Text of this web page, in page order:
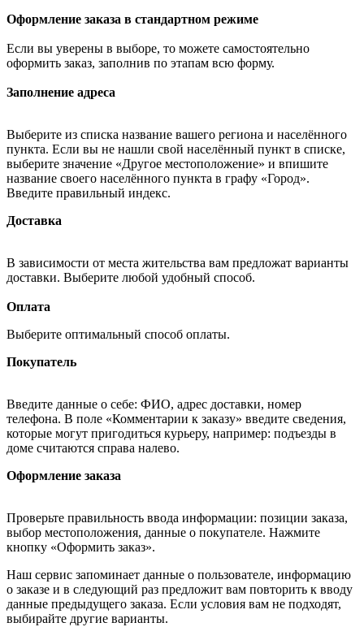
Оформление заказа в стандартном режиме
Если вы уверены в выборе, то можете самостоятельно
оформить заказ, заполнив по этапам всю форму.
Заполнение адреса
Выберите из списка название вашего региона и населённого
пункта. Если вы не нашли свой населённый пункт в списке,
выберите значение «Другое местоположение» и впишите
название своего населённого пункта в графу «Город».
Введите правильный индекс.
Доставка
В зависимости от места жительства вам предложат варианты
доставки. Выберите любой удобный способ.
Оплата
Выберите оптимальный способ оплаты.
Покупатель
Введите данные о себе: ФИО, адрес доставки, номер
телефона. В поле «Комментарии к заказу» введите сведения,
которые могут пригодиться курьеру, например: подъезды в
доме считаются справа налево.
Оформление заказа
Проверьте правильность ввода информации: позиции заказа,
выбор местоположения, данные о покупателе. Нажмите
кнопку «Оформить заказ».
Наш сервис запоминает данные о пользователе, информацию
о заказе и в следующий раз предложит вам повторить к вводу
данные предыдущего заказа. Если условия вам не подходят,
выбирайте другие варианты.